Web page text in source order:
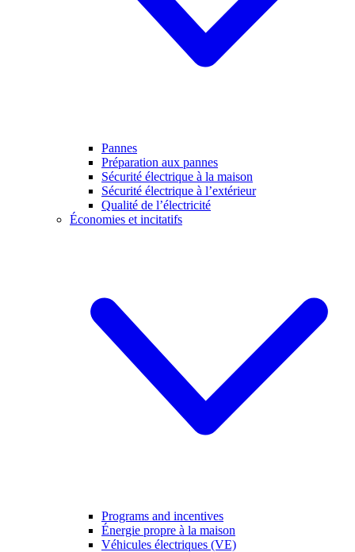
Pannes
Préparation aux pannes
Sécurité électrique à la maison
Sécurité électrique à l’extérieur
Qualité de l’électricité
Économies et incitatifs
Programs and incentives
Énergie propre à la maison
Véhicules électriques (VE)